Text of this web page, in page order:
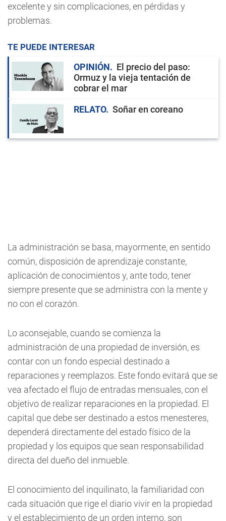
excelente y sin complicaciones, en pérdidas y
problemas.
TE PUEDE INTERESAR
OPINIÓN
El precio del paso:
Ormuz y la vieja tentación de
cobrar el mar
RELATO
Soñar en coreano
La administración se basa, mayormente, en sentido
común, disposición de aprendizaje constante,
aplicación de conocimientos y, ante todo, tener
siempre presente que se administra con la mente y
no con el corazón.
Lo aconsejable, cuando se comienza la
administración de una propiedad de inversión, es
contar con un fondo especial destinado a
reparaciones y reemplazos. Este fondo evitará que se
vea afectado el flujo de entradas mensuales, con el
objetivo de realizar reparaciones en la propiedad. El
capital que debe ser destinado a estos menesteres,
dependerá directamente del estado físico de la
propiedad y los equipos que sean responsabilidad
directa del dueño del inmueble.
El conocimiento del inquilinato, la familiaridad con
cada situación que rige el diario vivir en la propiedad
y el establecimiento de un orden interno, son